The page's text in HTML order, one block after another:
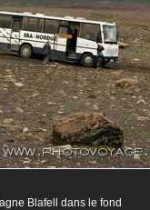
Blafell dans le fond